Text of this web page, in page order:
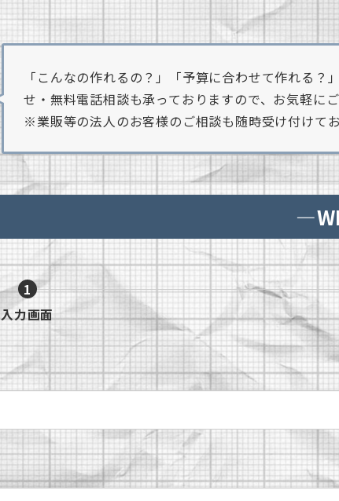
「こんなの作れるの？」「予算に合わせて作れる
せ・無料電話相談も承っておりますので、お気軽にご
※業販等の法人のお客様のご相談も随時受け付けてお
1
入力画面現
在
表
示
さ
て
い
る
画